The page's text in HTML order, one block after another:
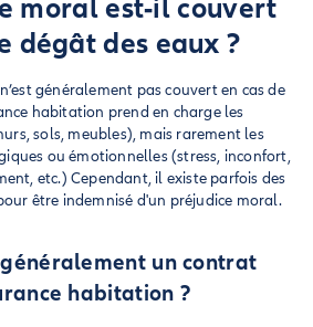
moral est-il couvert
dégât des eaux ?
généralement pas couvert en cas de
habitation prend en charge les
sols, meubles), mais rarement les
ou émotionnelles (stress, inconfort,
etc.) Cependant, il existe parfois des
être indemnisé d'un préjudice moral.
un contrat
habitation ?